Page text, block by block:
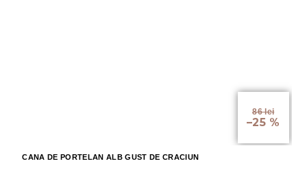
86 lei
–25 %
CANA DE PORTELAN ALB GUST DE CRACIUN